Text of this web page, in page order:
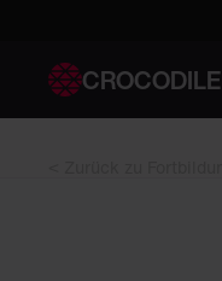
CROCODILE